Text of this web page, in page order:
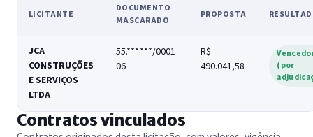
LICITANTE
DOCUMENTO
MASCARADO
PROPOSTA
JCA
CONSTRUÇÕES
E SERVIÇOS
LTDA
55.***.***/0001-
06
R$
490.041,58
(por
Contratos vinculados